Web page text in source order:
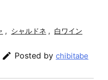
, シャルドネ , 白ワイン
 Posted by chibitabe